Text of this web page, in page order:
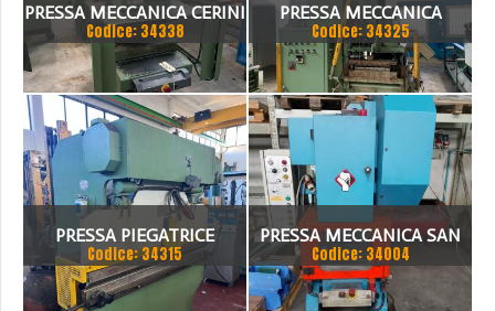
PRESSA MECCANICA CERINI
40 TON
Codice: 34338
PRESSA MECCANICA
BALCONI 80 TON
Codice: 34325
PRESSA PIEGATRICE
MECCANICA
Codice: 34315
PRESSA MECCANICA SAN
GIACOMO
Codice: 34004